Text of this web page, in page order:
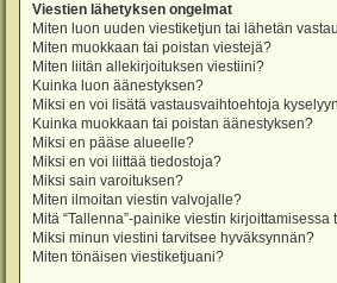
Viestien lähetyksen ongelmat
Miten luon uuden viestiketjun tai lähetän
Miten muokkaan tai poistan viestejä?
Miten liitän allekirjoituksen viestiini?
Kuinka luon äänestyksen?
Miksi en voi lisätä vastausvaihtoehtoja
Kuinka muokkaan tai poistan äänestyksen?
Miksi en pääse alueelle?
Miksi en voi liittää tiedostoja?
Miksi sain varoituksen?
Miten ilmoitan viestin valvojalle?
Mitä “Tallenna”-painike viestin kirjoittamisessa
Miksi minun viestini tarvitsee hyväksynnän?
Miten tönäisen viestiketjuani?